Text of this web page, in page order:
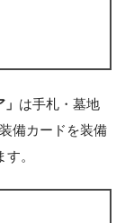
は手札・墓地
備カードを装備
。